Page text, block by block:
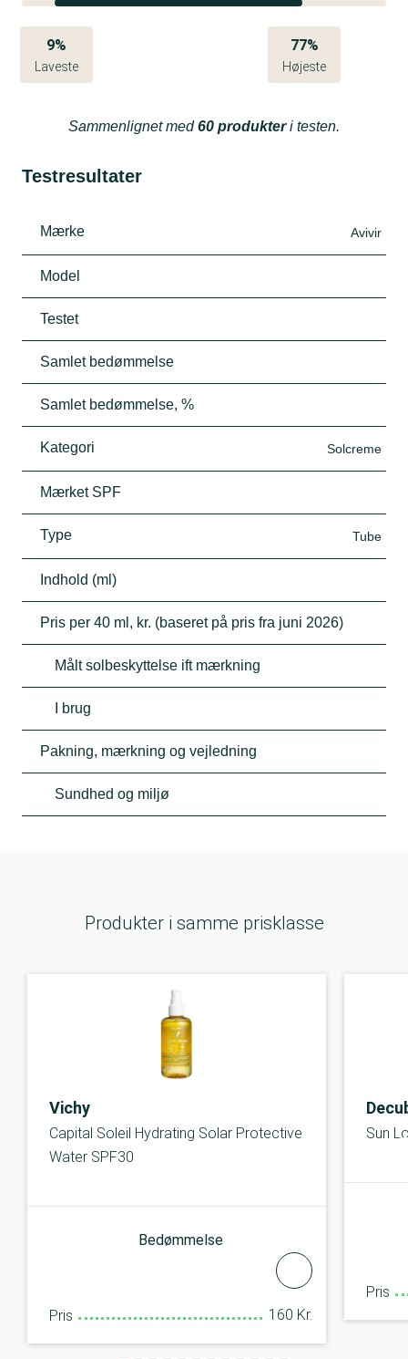
9%
Laveste
77%
Højeste
Sammenlignet med60 produkteri testen.
Testresultater
Mærke Avivir
Model
Testet
Samlet bedømmelse
Samlet bedømmelse, %
Kategori Solcreme
Mærket SPF
Type Tube
Indhold (ml)
Pris per 40 ml, kr. (baseret på pris fra juni 2026)
Målt solbeskyttelse ift mærkning
I brug
Pakning, mærkning og vejledning
Sundhed og miljø
Produkter i samme prisklasse
Vichy
Capital Soleil Hydrating Solar Protective
Water SPF30
Bedømmelse
Pris 160 Kr.
Sun
Pris